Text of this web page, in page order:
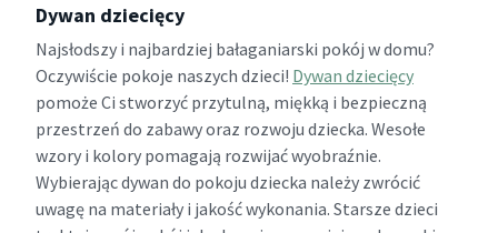
Dywan dziecięcy
Najsłodszy i najbardziej bałaganiarski pokój w domu?
Oczywiście pokoje naszych dzieci! Dywan dziecięcy
pomoże Ci stworzyć przytulną, miękką i bezpieczną
przestrzeń do zabawy oraz rozwoju dziecka. Wesołe
wzory i kolory pomagają rozwijać wyobraźnie.
Wybierając dywan do pokoju dziecka należy zwrócić
uwagę na materiały i jakość wykonania. Starsze dzieci